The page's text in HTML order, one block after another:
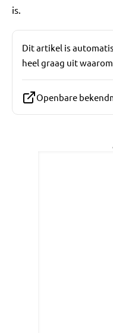
is.
Dit artikel is
heel graag uit
Openbare